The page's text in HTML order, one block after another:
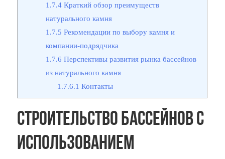
1.7.4 Краткий обзор преимуществ
натурального камня
1.7.5 Рекомендации по выбору камня и
компании-подрядчика
1.7.6 Перспективы развития рынка бассейнов
из натурального камня
1.7.6.1 Контакты
Строительство бассейнов с
использованием